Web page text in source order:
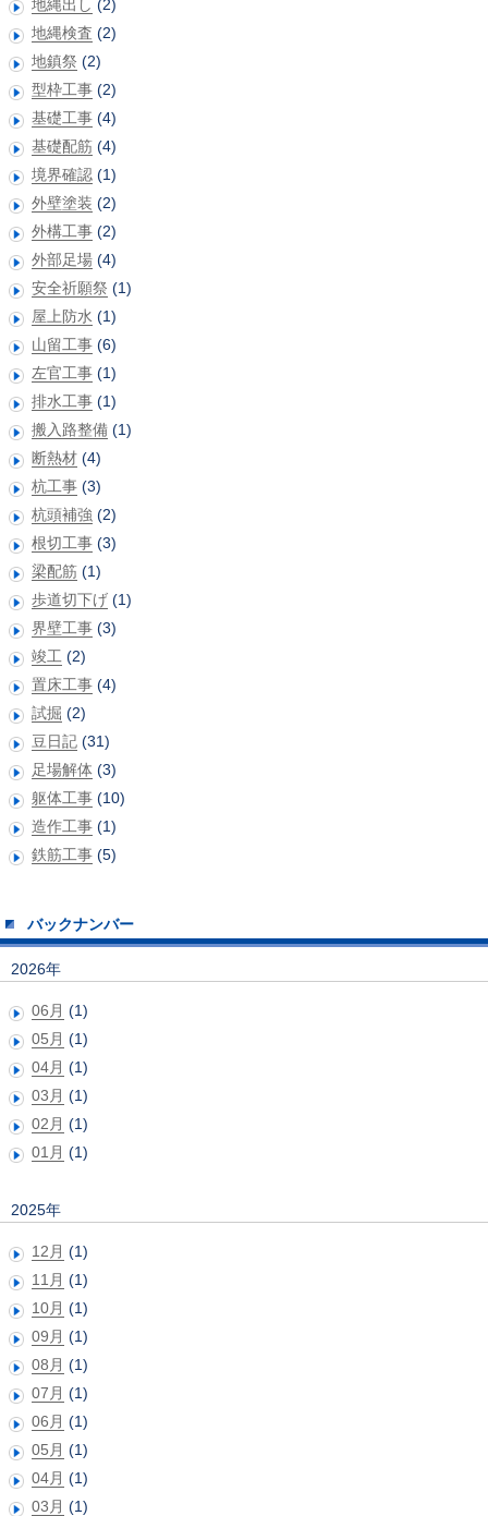
地縄出し (2)
地縄検査 (2)
地鎮祭 (2)
型枠工事 (2)
基礎工事 (4)
基礎配筋 (4)
境界確認 (1)
外壁塗装 (2)
外構工事 (2)
外部足場 (4)
安全祈願祭 (1)
屋上防水 (1)
山留工事 (6)
左官工事 (1)
排水工事 (1)
搬入路整備 (1)
断熱材 (4)
杭工事 (3)
杭頭補強 (2)
根切工事 (3)
梁配筋 (1)
歩道切下げ (1)
界壁工事 (3)
竣工 (2)
置床工事 (4)
試掘 (2)
豆日記 (31)
足場解体 (3)
躯体工事 (10)
造作工事 (1)
鉄筋工事 (5)
バックナンバー
2026年
06月 (1)
05月 (1)
04月 (1)
03月 (1)
02月 (1)
01月 (1)
2025年
12月 (1)
11月 (1)
10月 (1)
09月 (1)
08月 (1)
07月 (1)
06月 (1)
05月 (1)
04月 (1)
03月 (1)